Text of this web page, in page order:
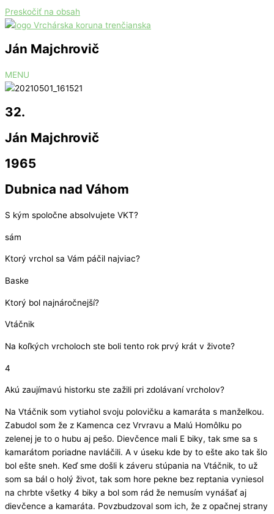
Preskočiť na obsah
Ján Majchrovič
MENU
32.
Ján Majchrovič
1965
Dubnica nad Váhom
S kým spoločne absolvujete VKT?
sám
Ktorý vrchol sa Vám páčil najviac?
Baske
Ktorý bol najnáročnejší?
Vtáčnik
Na koľkých vrcholoch ste boli tento rok prvý krát v živote?
4
Akú zaujímavú historku ste zažili pri zdolávaní vrcholov?
Na Vtáčnik som vytiahol svoju polovičku a kamaráta s manželkou.
Zabudol som že z Kamenca cez Vrvravu a Malú Homôlku po
zelenej je to o hubu aj pešo. Dievčence mali E biky, tak sme sa s
kamarátom poriadne navláčili. A v úseku kde by to ešte ako tak šlo
bol ešte sneh. Keď sme došli k záveru stúpania na Vtáčnik, to už
som sa bál o holý život, tak som hore pekne bez reptania vyniesol
na chrbte všetky 4 biky a bol som rád že nemusím vynášať aj
dievčence a kamaráta. Povzbudzoval som ich, že z opačnej strany